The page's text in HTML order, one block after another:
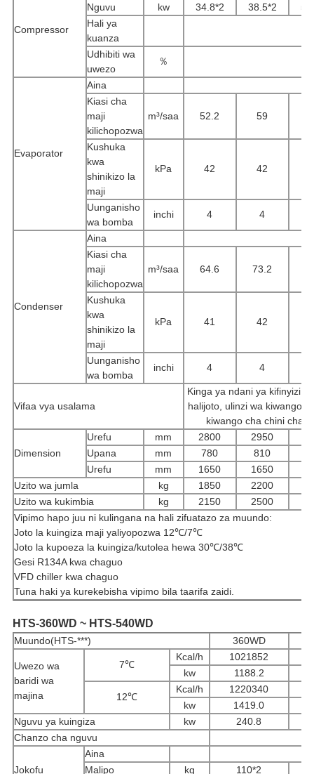
Compressor
Nguvu
kw 34.8*2 38.5*2
Hali ya
kuanza
Udhibiti wa
uwezo
％
Evaporator
Aina
Kiasi cha
maji
kilichopozwa
m³/saa 52.2 59
Kushuka
kwa
shinikizo la
maji
kPa 42 42
Uunganisho
wa bomba
inchi 4 4
Condenser
Aina
Kiasi cha
maji
kilichopozwa
m³/saa 64.6 73.2
Kushuka
kwa
shinikizo la
maji
kPa 41 42
Uunganisho
wa bomba
inchi 4 4
Vifaa vya usalama
Kinga ya ndani ya kifinyizi,
halijoto, ulinzi wa kiwango
kiwango cha chini cha
Dimension
Urefu mm 2800 2950
Upana
mm 780 810
Urefu
mm 1650 1650
Uzito wa jumla
kg 1850 2200
Uzito wa kukimbia
kg 2150 2500
Vipimo hapo juu ni kulingana na hali zifuatazo za muundo:
Joto la kuingiza maji yaliyopozwa 12℃/7℃
Joto la kupoeza la kuingiza/kutolea hewa 30℃/38℃
Gesi R134A kwa chaguo
VFD chiller kwa chaguo
Tuna haki ya kurekebisha vipimo bila taarifa zaidi.
HTS-360WD ~ HTS-540WD
Muundo(HTS-***) 360WD
Uwezo wa
baridi wa
majina
7℃
Kcal/h 1021852
kw
1188.2
12℃
Kcal/h 1220340
kw
1419.0
Nguvu ya kuingiza
kw
240.8
Chanzo cha nguvu
Jokofu
Aina
Malipo
kg 110*2